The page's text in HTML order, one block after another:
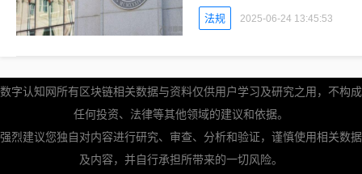
改革政策制定者、监管机构和
法规 2025-06-24 13:45:53
数字认知网所有区块链相关数据与资料仅供用户学习及研究之用，不构成
任何投资、法律等其他领域的建议和依据。
强烈建议您独自对内容进行研究、审查、分析和验证，谨慎使用相关数据
及内容，并自行承担所带来的一切风险。